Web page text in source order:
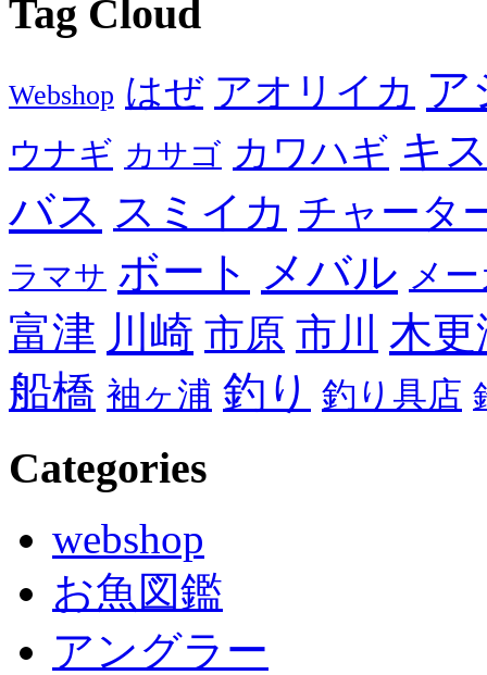
Tag Cloud
Webshop はぜ アオリイカ ア
ウナギ カサゴ カワハギ キ
バス スミイカ チャータ
ラマサ ボート メバル メ
富津 川崎 市原 市川 木更
船橋 袖ヶ浦 釣り 釣り具店
Categories
webshop
お魚図鑑
アングラー